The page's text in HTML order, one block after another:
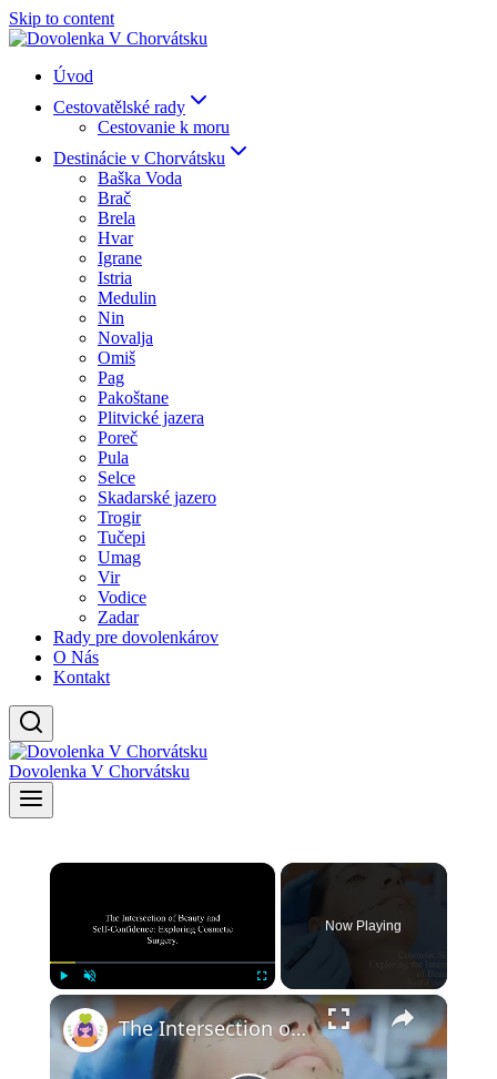
Skip to content
Úvod
Cestovatělské rady
Cestovanie k moru
Destinácie v Chorvátsku
Baška Voda
Brač
Brela
Hvar
Igrane
Istria
Medulin
Nin
Novalja
Omiš
Pag
Pakoštane
Plitvické jazera
Poreč
Pula
Selce
Skadarské jazero
Trogir
Tučepi
Umag
Vir
Vodice
Zadar
Rady pre dovolenkárov
O Nás
Kontakt
Dovolenka V Chorvátsku
×
Unmute Fullscreen
Now Playing
×
The Intersection of Beauty and Self-Confidence: Exploring Cosmetic Surgery